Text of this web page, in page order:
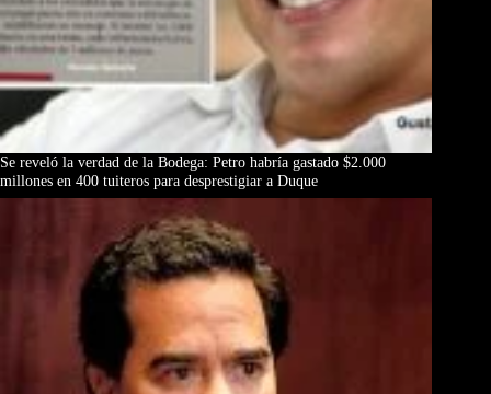
Se reveló la verdad de la Bodega: Petro habría gastado $2.000
millones en 400 tuiteros para desprestigiar a Duque